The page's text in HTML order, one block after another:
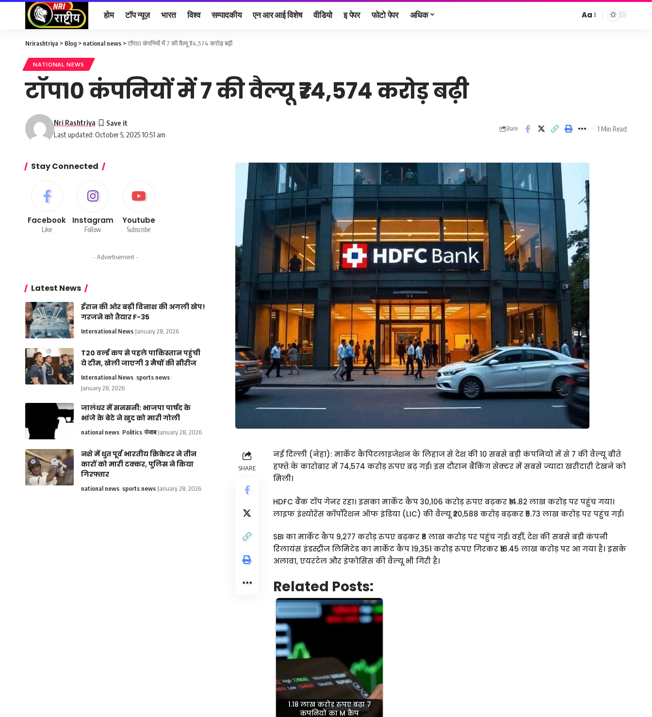
होम टॉप न्यूज़ भारत विश्व सम्पादकीय एन आर आई विशेष वीडियो इ पेपर फोटो पेपर अधिक
Font
Aa
Nrirashtriya > Blog > national news >टॉप10 कंपनियों में 7 की वैल्यू ₹74,574 करोड़ बढ़ी
NATIONAL NEWS
टॉप10 कंपनियों में 7 की वैल्यू ₹74,574 करोड़ बढ़ी
Last updated: October 5, 2025 10:51 am
Nri Rashtriya
Share 1 Min Read
SHARE
नई दिल्ली (नेहा): मार्केट कैपिटलाइजेशन के लिहाज से देश की 10 सबसे बड़ी कंपनियों में से 7 की वैल्यू बीते
हफ्ते के कारोबार में 74,574 करोड़ रुपए बढ़ गई। इस दौरान बैंकिंग सेक्टर में सबसे ज्यादा खरीदारी देखने को
मिली।
HDFC बैंक टॉप गेनर रहा। इसका मार्केट कैप 30,106 करोड़ रुपए बढ़कर ₹14.82 लाख करोड़ पर पहुंच गया।
लाइफ इंश्योरेंस कॉर्पोरेशन ऑफ इंडिया (LIC) की वैल्यू ₹20,588 करोड़ बढ़कर ₹5.73 लाख करोड़ पर पहुंच गई।
SBI का मार्केट कैप 9,277 करोड़ रुपए बढ़कर ₹8 लाख करोड़ पर पहुंच गई। वहीं, देश की सबसे बड़ी कंपनी
रिलायंस इंडस्ट्रीज लिमिटेड का मार्केट कैप 19,351 करोड़ रुपए गिरकर ₹18.45 लाख करोड़ पर आ गया है। इसके
अलावा, एयरटेल और इंफोसिस की वैल्यू भी गिरी है।
Related Posts:
1.18 लाख करोड़ रुपए बढ़ा 7
कंपनियों का M कैप
Stay Connected
Facebook
Like
Instagram
Follow
Youtube
Subscribe
- Advertisement -
Latest News
ईरान की ओर बढ़ी विनाश की अगली खेप!
गरजने को तैयार F-35
International News January 28, 2026
T20 वर्ल्ड कप से पहले पाकिस्तान पहुंची
ये टीम, खेली जाएगी 3 मैचों की सीरीज
International News sports news
January 28, 2026
जालंधर में सनसनी: भाजपा पार्षद के
भांजे के बेटे ने खुद को मारी गोली
national news Politics पंजाब January 28, 2026
नशे में धुत पूर्व भारतीय क्रिकेटर ने तीन
कारों को मारी टक्कर, पुलिस ने किया
गिरफ्तार
national news sports news January 28, 2026